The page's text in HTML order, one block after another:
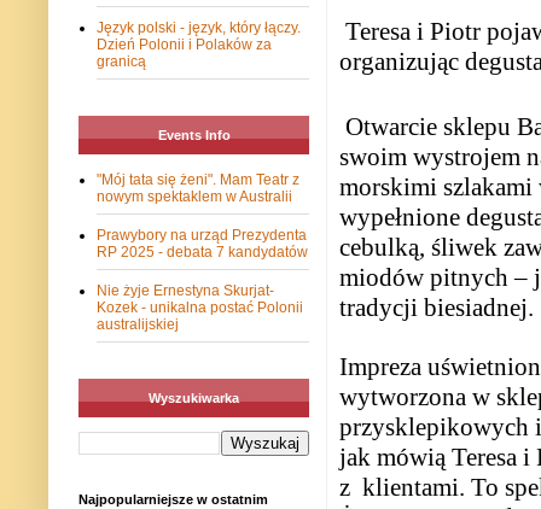
Teresa i Piotr
organizując
Otwarcie sklepu
swoim wystrojem
morskimi
wypełnione
cebulką, śliwek
miodów pitnych –
tradycji biesiadnej.
Impreza
wytworzona w
przysklepikowych
jak mówią Teresa
z klientami. To
Język polski - język, który łączy.
Dzień Polonii i Polaków za
granicą
Events Info
"Mój tata się żeni". Mam Teatr z
nowym spektaklem w Australii
Prawybory na urząd Prezydenta
RP 2025 - debata 7 kandydatów
Nie żyje Ernestyna Skurjat-
Kozek - unikalna postać Polonii
australijskiej
Wyszukiwarka
Najpopularniejsze w ostatnim